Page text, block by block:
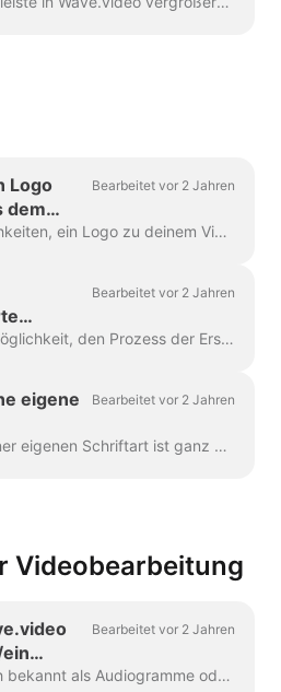
Logo
dem
Bearbeitet vor 2 Jahren
Es gibt drei Möglichkeiten, ein Logo zu deinem Video hinzuzufügen! Schauen wir uns die Vor- und Nachteile jeder Methode an! Wenn du dieses Logo wirklich verwenden willst ...
Bearbeitet vor 2 Jahren
Branding ist eine Möglichkeit, den Prozess der Erstellung von Videos mit Markenzeichen zu rationalisieren, und das auch noch mit Effizienz. Es bietet Ihnen die Möglichkeit, mehrere "Marken" zu erstellen...
eigene
Bearbeitet vor 2 Jahren
Das Hinzufügen einer eigenen Schriftart ist ganz einfach. Der erste Weg dazu führt über den Markenmanager. Klicken Sie in einem beliebigen Projekt auf "Marken verwalten", das ist in der oberen ...
Videobearbeitung
Bearbeitet vor 2 Jahren
Wellenformen, auch bekannt als Audiogramme oder visuelle Schallwellen, sind Animationen, die den Ton Ihres Videos visualisieren. Erzeugen Sie eine Wellenform für Ihren Podcast...